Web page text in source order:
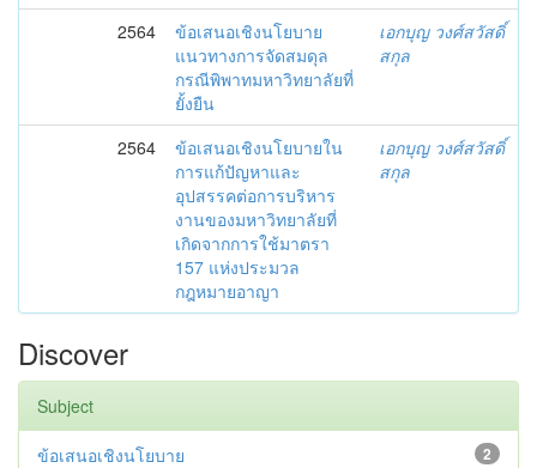
2564
ข้อเสนอเชิงนโยบาย
แนวทางการจัดสมดุล
กรณีพิพาทมหาวิทยาลัยที่
ยั้งยืน
เอกบุญ วงศ์สวัสดิ์
สกุล
2564
ข้อเสนอเชิงนโยบายใน
การแก้ปัญหาและ
อุปสรรคต่อการบริหาร
งานของมหาวิทยาลัยที่
เกิดจากการใช้มาตรา
157 แห่งประมวล
กฎหมายอาญา
เอกบุญ วงศ์สวัสดิ์
สกุล
Discover
Subject
2
ข้อเสนอเชิงนโยบาย